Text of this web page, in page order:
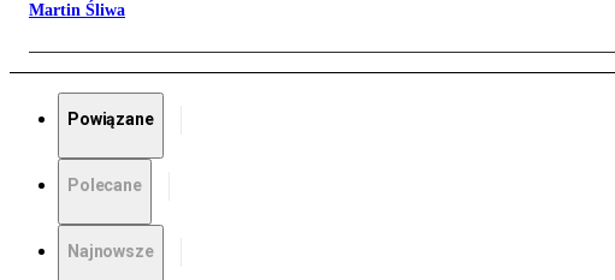
Martin Śliwa
Powiązane
Polecane
Najnowsze